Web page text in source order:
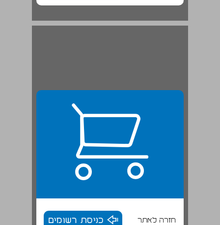
קבר שמואל הנביא ... 25
חזרה לאתר כניסת רשומים